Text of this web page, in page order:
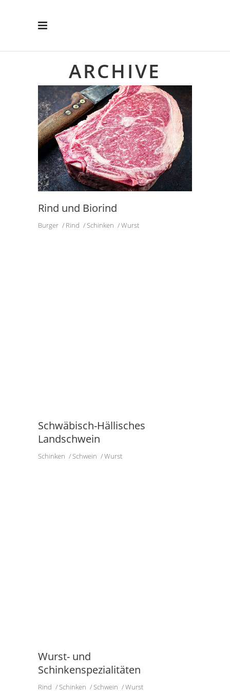
ARCHIVE
Rind und Biorind
Burger Rind Schinken Wurst
Schwäbisch-Hällisches
Landschwein
Schinken Schwein Wurst
Wurst- und
Schinkenspezialitäten
Rind Schinken Schwein Wurst